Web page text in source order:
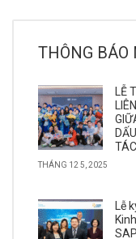
THÔNG BÁO
LỄ
THÁNG 12 5, 2025
Lễ